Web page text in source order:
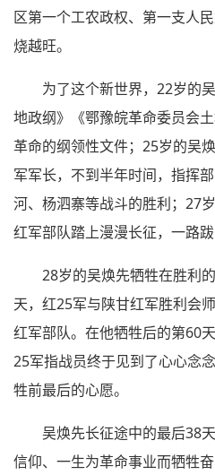
区第一个工农政权、第一支人
烧越旺。
为了这个新世界，22岁的
地政纲》《鄂豫皖革命委员会
革命的纲领性文件；25岁的吴
军军长，不到半年时间，指挥
河、杨泗寨等战斗的胜利；27
红军部队踏上漫漫长征，一路
28岁的吴焕先牺牲在胜利
天，红25军与陕甘红军胜利会
红军部队。在他牺牲后的第60
25军指战员终于见到了心心念
牲前最后的心愿。
吴焕先长征途中的最后38
信仰、一生为革命事业而牺牲